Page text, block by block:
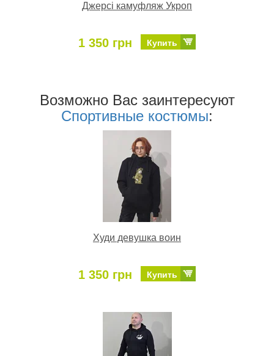
Джерсі камуфляж Укроп
1 350 грн Купить
Возможно Ваc заинтересуют
Спортивные костюмы:
Худи девушка воин
1 350 грн Купить